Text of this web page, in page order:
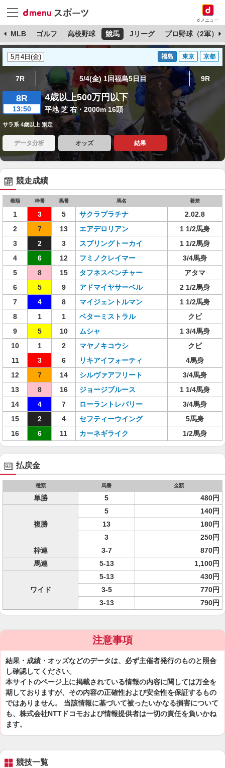
dメニュー
MLB ゴルフ 高校野球 競馬 Jリーグ プロ野球（2軍）
福島 東京 京都
7R 5/4(金) 1回福島5日目 9R
8R
13:50
4歳以上500万円以下
平地 芝 右・2000m 16頭
サラ系 4歳以上 別定
データ分析 オッズ 結果
競走成績
着順 枠番 馬番 馬名 着差
1 3 5 サクラプラチナ
2.02.8
2
7 13 エアデロリアン
1 1/2馬身
3
2 3 スプリングトーカイ
1 1/2馬身
4
6 12 フミノクレイマー
3/4馬身
5
8 15 タフネスベンチャー
アタマ
6
5 9 アドマイヤサーベル
2 1/2馬身
7
4 8 マイジェントルマン
1 1/2馬身
8
1 1 ベターミストラル
クビ
9
5 10 ムシャ
1 3/4馬身
10
1 2 マヤノキコウシ
クビ
11
3 6 リキアイフォーティ
4馬身
12
7 14 シルヴァアフリート
3/4馬身
13
8 16 ジョージブルース
1 1/4馬身
14
4 7 ローラントレバリー
3/4馬身
15
2 4 セフティーウイング
5馬身
16
6 11 カーネギライク 1/2馬身
払戻金
種類 馬番 金額
単勝 5 480円
複勝
5
140円
13
180円
3
250円
枠連
3-7
870円
馬連
5-13 1,100円
ワイド
5-13
430円
3-5
770円
3-13
790円
注意事項
結果・成績・オッズなどのデータは、必ず主催者発行のものと照合
し確認してください。
本サイトのページ上に掲載されている情報の内容に関しては万全を
期しておりますが、その内容の正確性および安全性を保証するもの
ではありません。 当該情報に基づいて被ったいかなる損害について
も、株式会社NTTドコモおよび情報提供者は一切の責任を負いかね
ます。
競技一覧